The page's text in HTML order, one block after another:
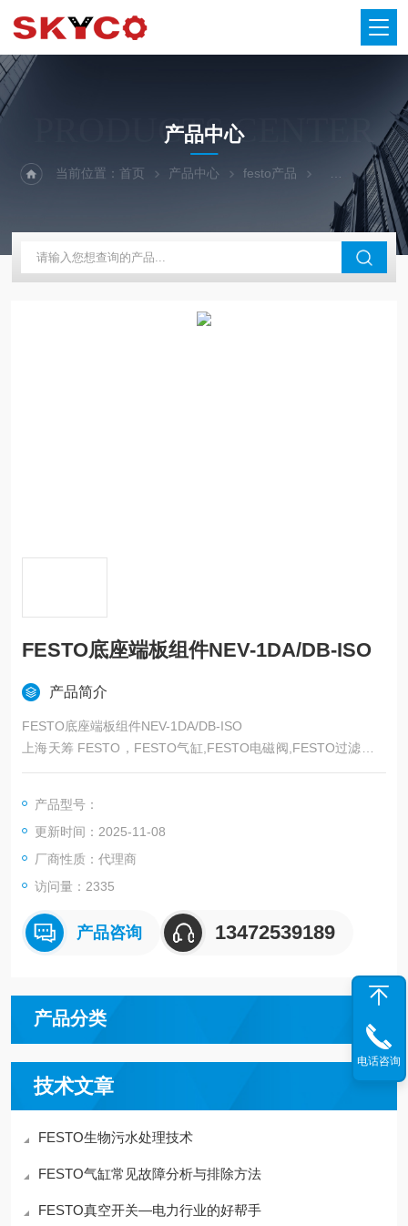
PRODUCTS CENTER
产品中心
当前位置：首页 产品中心 festo产品 FESTO底座
FESTO底座端板组件NEV-1DA/DB-ISO
产品简介
FESTO底座端板组件NEV-1DA/DB-ISO
上海天筹 FESTO，FESTO气缸,FESTO电磁阀,FESTO过滤器,F
ESTO减压阀，FESTO磁性开关，FESTO压力计，FESTO传感
达，FESTO手动阀，FESTO线性滑台，FESTO组合机械手，FE
STO卡爪，FESTO浮动接头，FESTO气动元件
产品型号：
更新时间：2025-11-08
厂商性质：代理商
访问量：2335
产品咨询 13472539189
产品分类
技术文章
FESTO生物污水处理技术
FESTO气缸常见故障分析与排除方法
FESTO真空开关—电力行业的好帮手
电话咨询